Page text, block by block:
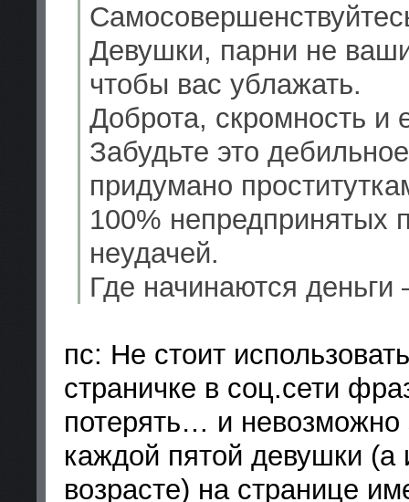
Девушки, парни не
чтобы вас ублажать.
Доброта, скромность и
Забудьте это
придумано
100% непредпринятых
неудачей.
Где начинаются
пс: Не стоит
страничке в соц.сети
потерять… и
каждой пятой девушки
возрасте) на странице